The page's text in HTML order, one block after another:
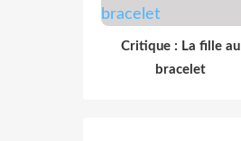
Critique : La fille au
bracelet